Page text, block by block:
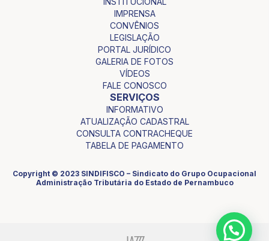
IMPRENSA
CONVÊNIOS
LEGISLAÇÃO
PORTAL JURÍDICO
GALERIA DE FOTOS
VÍDEOS
FALE CONOSCO
SERVIÇOS
INFORMATIVO
ATUALIZAÇÃO CADASTRAL
CONSULTA CONTRACHEQUE
TABELA DE PAGAMENTO
Copyright © 2023 SINDIFISCO – Sindicato do Grupo Ocupacional
Administração Tributária do Estado de Pernambuco